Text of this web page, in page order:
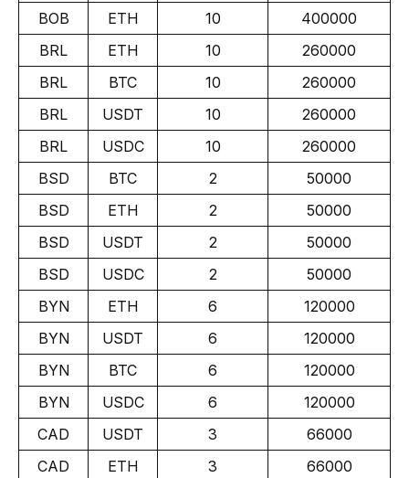
BOB
ETH 10
400000
BRL
ETH 10
260000
BRL
BTC 10
260000
BRL
USDT 10
260000
BRL
USDC 10
260000
BSD
BTC 2
50000
BSD
ETH 2
50000
BSD
USDT 2
50000
BSD
USDC 2
50000
BYN
ETH 6
120000
BYN
USDT 6
120000
BYN
BTC 6
120000
BYN
USDC 6
120000
CAD
USDT 3
66000
CAD
ETH 3
66000